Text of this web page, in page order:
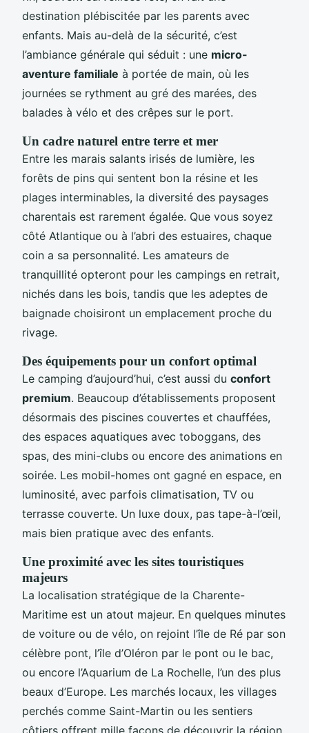
destination plébiscitée par les parents avec
enfants. Mais au-delà de la sécurité, c’est
l’ambiance générale qui séduit : une micro-
aventure familiale à portée de main, où les
journées se rythment au gré des marées, des
balades à vélo et des crêpes sur le port.
Un cadre naturel entre terre et mer
Entre les marais salants irisés de lumière, les
forêts de pins qui sentent bon la résine et les
plages interminables, la diversité des paysages
charentais est rarement égalée. Que vous soyez
côté Atlantique ou à l’abri des estuaires, chaque
coin a sa personnalité. Les amateurs de
tranquillité opteront pour les campings en retrait,
nichés dans les bois, tandis que les adeptes de
baignade choisiront un emplacement proche du
rivage.
Des équipements pour un confort optimal
Le camping d’aujourd’hui, c’est aussi du confort
premium. Beaucoup d’établissements proposent
désormais des piscines couvertes et chauffées,
des espaces aquatiques avec toboggans, des
spas, des mini-clubs ou encore des animations en
soirée. Les mobil-homes ont gagné en espace, en
luminosité, avec parfois climatisation, TV ou
terrasse couverte. Un luxe doux, pas tape-à-l’œil,
mais bien pratique avec des enfants.
Une proximité avec les sites touristiques
majeurs
La localisation stratégique de la Charente-
Maritime est un atout majeur. En quelques minutes
de voiture ou de vélo, on rejoint l’île de Ré par son
célèbre pont, l’île d’Oléron par le pont ou le bac,
ou encore l’Aquarium de La Rochelle, l’un des plus
beaux d’Europe. Les marchés locaux, les villages
perchés comme Saint-Martin ou les sentiers
côtiers offrent mille façons de découvrir la région